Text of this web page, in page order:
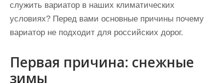
служить вариатор в наших климатических
условиях? Перед вами основные причины почему
вариатор не подходит для российских дорог.
Первая причина: снежные
зимы